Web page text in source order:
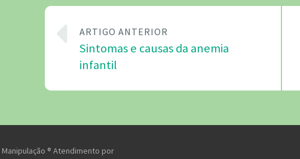
ARTIGO ANTERIOR
Sintomas e causas da anemia
infantil
® Atendimento por